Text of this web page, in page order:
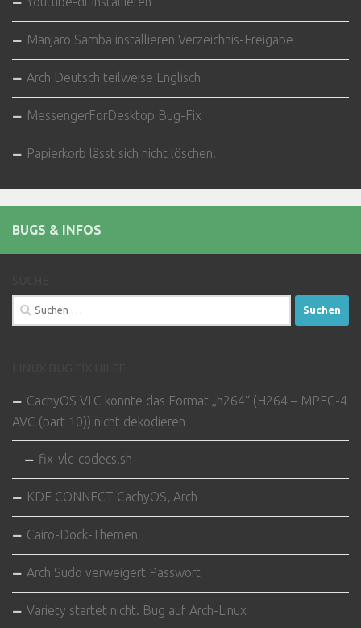
Manjaro Samba installieren Verzeichnis-Freigabe
Arch Deutsch teilweise Englisch
MessengerForDesktop Bug-Fix
Papierkorb lässt sich nicht löschen.
BUGS & INFOS
Suchen
nach:
CachyOS VLC konnte das Format „h264“ (H264 – MPEG-4
AVC (part 10)) nicht dekodieren
fix-vlc-codecs.sh
KDE CONNECT CachyOS, Arch
Cairo-Dock-Themen
Arch Sudo verweigert Passwort
Variety startet nicht. Bug auf Arch-Linux